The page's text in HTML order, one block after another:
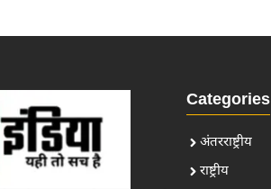
Categories
अंतरराष्ट्रीय
राष्ट्रीय